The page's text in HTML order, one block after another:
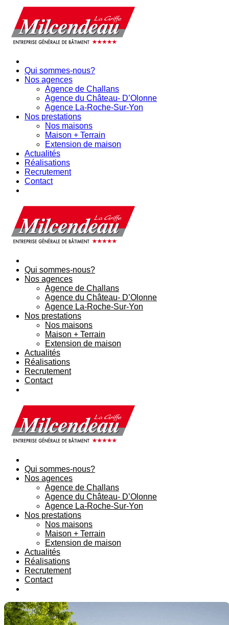
Qui sommes-nous?
Nos agences
Agence de Challans
Agence du Château- D’Olonne
Agence La-Roche-Sur-Yon
Nos prestations
Nos maisons
Maison + Terrain
Extension de maison
Actualités
Réalisations
Recrutement
Contact
Qui sommes-nous?
Nos agences
Agence de Challans
Agence du Château- D’Olonne
Agence La-Roche-Sur-Yon
Nos prestations
Nos maisons
Maison + Terrain
Extension de maison
Actualités
Réalisations
Recrutement
Contact
Qui sommes-nous?
Nos agences
Agence de Challans
Agence du Château- D’Olonne
Agence La-Roche-Sur-Yon
Nos prestations
Nos maisons
Maison + Terrain
Extension de maison
Actualités
Réalisations
Recrutement
Contact